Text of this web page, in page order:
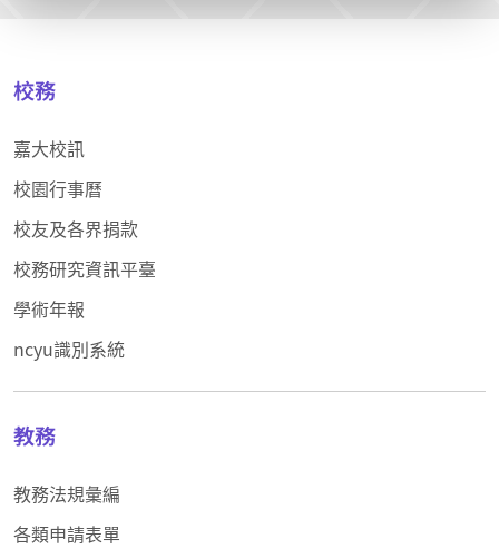
校務
嘉大校訊
校園行事曆
校友及各界捐款
校務研究資訊平臺
學術年報
ncyu識別系統
教務
教務法規彙編
各類申請表單